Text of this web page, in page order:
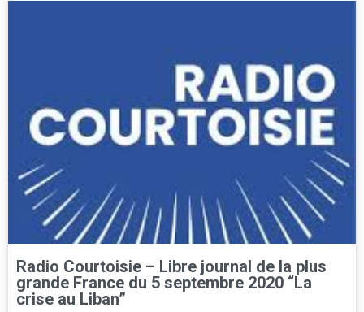
Radio Courtoisie – Libre journal de la plus
grande France du 5 septembre 2020 “La
crise au Liban”